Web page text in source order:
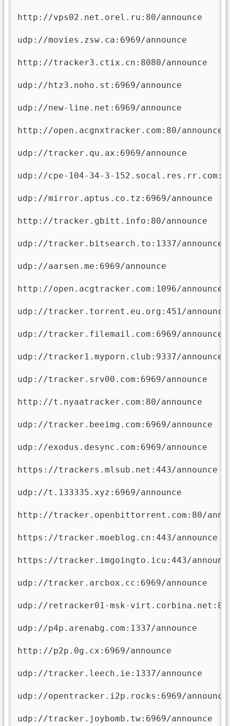
http://vps02.net.orel.ru:80/announce
udp://movies.zsw.ca:6969/announce
http://tracker3.ctix.cn:8080/announce
udp://htz3.noho.st:6969/announce
udp://new-line.net:6969/announce
http://open.acgnxtracker.com:80/announce
udp://tracker.qu.ax:6969/announce
udp://cpe-104-34-3-
udp://mirror.aptus.co.tz:6969/announce
http://tracker.gbitt.info:80/announce
udp://tracker.bitsearch.to:1337/announce
udp://aarsen.me:6969/announce
http://open.acgtracker.com:1096/announce
udp://tracker.torrent.eu.org:451/announce
udp://tracker.filemail.com:6969/announce
udp://tracker1.myporn.club:9337/announce
udp://tracker.srv00.com:6969/announce
http://t.nyaatracker.com:80/announce
udp://tracker.beeimg.com:6969/announce
udp://exodus.desync.com:6969/announce
https://trackers.mlsub.net:443/announce
udp://t.133335.xyz:6969/announce
http://tracker.openbittorrent.com:80/
https://tracker.moeblog.cn:443/announce
https://tracker.imgoingto.icu:443/
udp://tracker.arcbox.cc:6969/announce
udp://retracker01-msk-virt.corbina.net:80/
udp://p4p.arenabg.com:1337/announce
http://p2p.0g.cx:6969/announce
udp://tracker.leech.ie:1337/announce
udp://opentracker.i2p.rocks:6969/announce
udp://tracker.joybomb.tw:6969/announce